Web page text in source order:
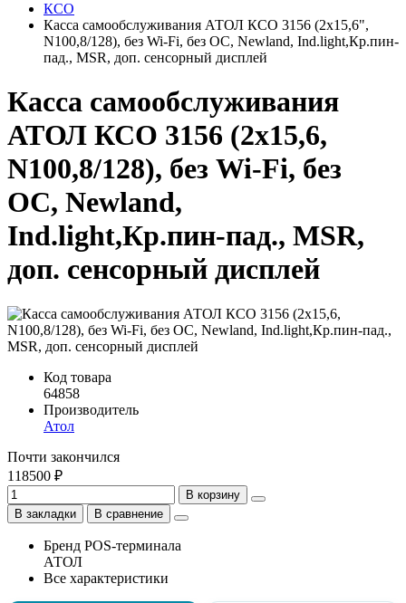
КСО
Касса самообслуживания АТОЛ КСО 3156 (2x15,6",
N100,8/128), без Wi-Fi, без ОС, Newland, Ind.light,Кр.пин-
пад., MSR, доп. сенсорный дисплей
Касса самообслуживания
АТОЛ КСО 3156 (2x15,6,
N100,8/128), без Wi-Fi, без
ОС, Newland,
Ind.light,Кр.пин-пад., MSR,
доп. сенсорный дисплей
Код товара
64858
Производитель
Атол
Почти закончился
118500 ₽
В корзину
В закладки
В сравнение
Бренд POS-терминала
АТОЛ
Все характеристики